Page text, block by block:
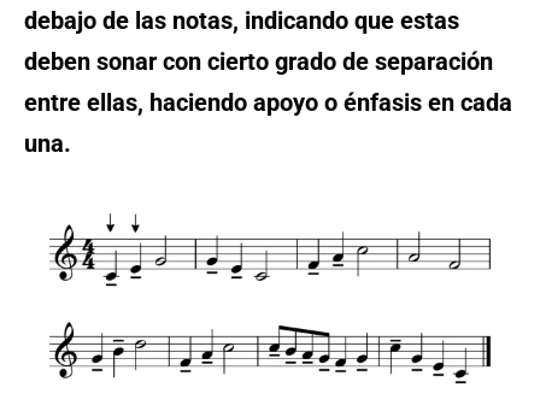
debajo de las notas, indicando que estas
deben sonar con cierto grado de separación
entre ellas, haciendo apoyo o énfasis en cada
una.